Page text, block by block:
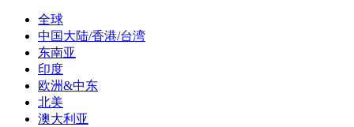
全球
中国大陆/香港/台湾
东南亚
印度
欧洲&中东
北美
澳大利亚